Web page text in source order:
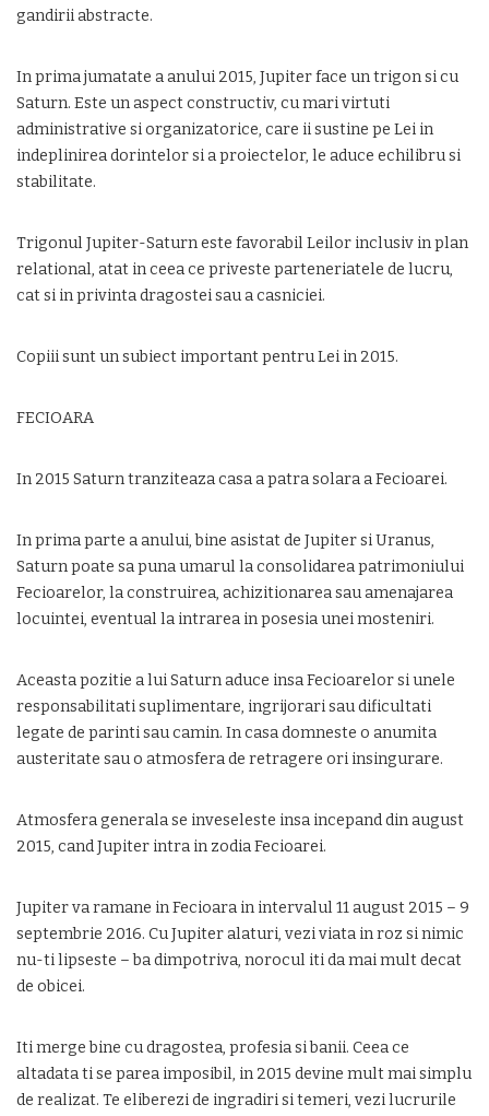
gandirii abstracte.
In prima jumatate a anului 2015, Jupiter face un trigon si cu
Saturn. Este un aspect constructiv, cu mari virtuti
administrative si organizatorice, care ii sustine pe Lei in
indeplinirea dorintelor si a proiectelor, le aduce echilibru si
stabilitate.
Trigonul Jupiter-Saturn este favorabil Leilor inclusiv in plan
relational, atat in ceea ce priveste parteneriatele de lucru,
cat si in privinta dragostei sau a casniciei.
Copiii sunt un subiect important pentru Lei in 2015.
FECIOARA
In 2015 Saturn tranziteaza casa a patra solara a Fecioarei.
In prima parte a anului, bine asistat de Jupiter si Uranus,
Saturn poate sa puna umarul la consolidarea patrimoniului
Fecioarelor, la construirea, achizitionarea sau amenajarea
locuintei, eventual la intrarea in posesia unei mosteniri.
Aceasta pozitie a lui Saturn aduce insa Fecioarelor si unele
responsabilitati suplimentare, ingrijorari sau dificultati
legate de parinti sau camin. In casa domneste o anumita
austeritate sau o atmosfera de retragere ori insingurare.
Atmosfera generala se inveseleste insa incepand din august
2015, cand Jupiter intra in zodia Fecioarei.
Jupiter va ramane in Fecioara in intervalul 11 august 2015 – 9
septembrie 2016. Cu Jupiter alaturi, vezi viata in roz si nimic
nu-ti lipseste – ba dimpotriva, norocul iti da mai mult decat
de obicei.
Iti merge bine cu dragostea, profesia si banii. Ceea ce
altadata ti se parea imposibil, in 2015 devine mult mai simplu
de realizat. Te eliberezi de ingradiri si temeri, vezi lucrurile